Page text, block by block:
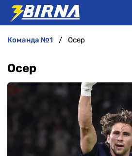
АНАЛІТИКА
РІЗНЕ
команда №1 Осер
Осер